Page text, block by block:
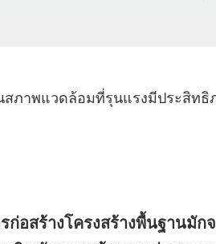
ภาพแวดล้อมที่รุนแรงมีประสิทธิ
อสร้างโครงสร้างพื้นฐานมัก